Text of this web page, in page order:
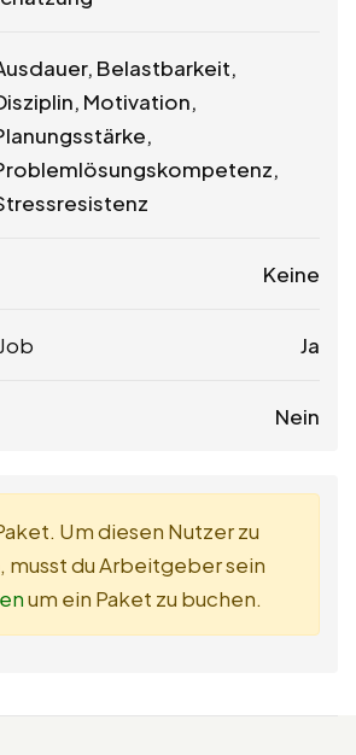
Belastbarkeit,
Motivation,
Keine
Ja
Nein
Um diesen Nutzer zu
du Arbeitgeber sein
um ein Paket zu buchen.